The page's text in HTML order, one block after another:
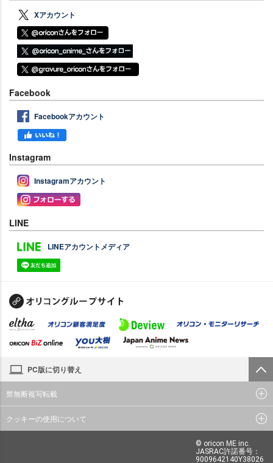
Xアカウント
Facebook
Facebookアカウント
Instagram
Instagramアカウント
LINE
LINEアカウントメディア
PC版に切り替え
禁無断複写転載
クッキーの使用について
© oricon ME inc.
JASRAC許諾番号：
9009642140Y38026